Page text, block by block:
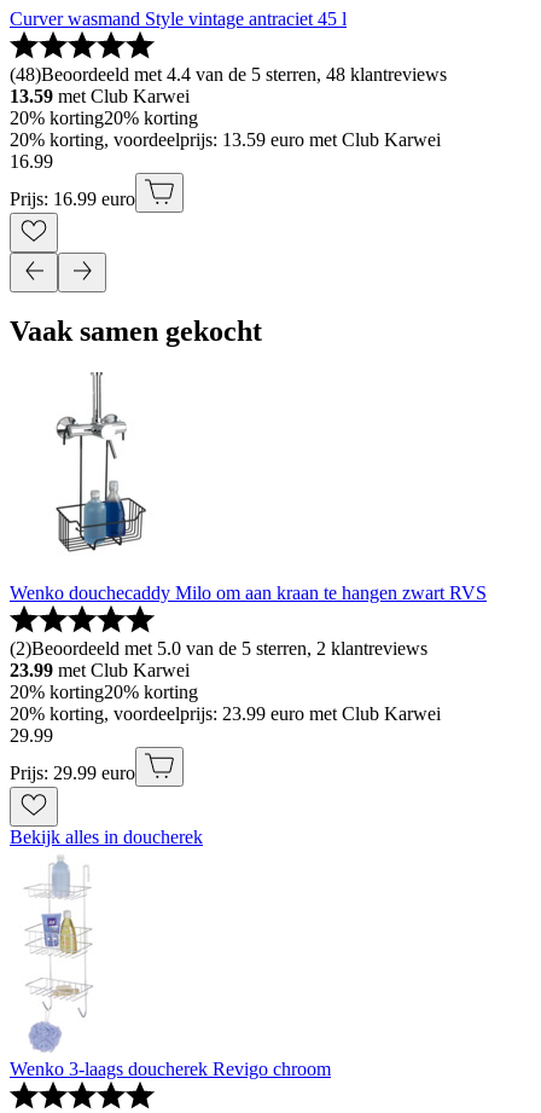
Curver wasmand Style vintage antraciet 45 l
(48)Beoordeeld met 4.4 van de 5 sterren, 48 klantreviews
13.59 met Club Karwei
20% korting20% korting
20% korting, voordeelprijs: 13.59 euro met Club Karwei
16.99
Prijs: 16.99 euro
Vaak samen gekocht
Wenko douchecaddy Milo om aan kraan te hangen zwart RVS
(2)Beoordeeld met 5.0 van de 5 sterren, 2 klantreviews
23.99 met Club Karwei
20% korting20% korting
20% korting, voordeelprijs: 23.99 euro met Club Karwei
29.99
Prijs: 29.99 euro
Bekijk alles in doucherek
Wenko 3-laags doucherek Revigo chroom